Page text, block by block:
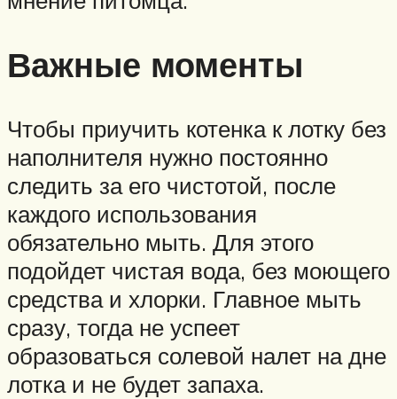
Важные моменты
Чтобы приучить котенка к лотку без
наполнителя нужно постоянно
следить за его чистотой, после
каждого использования
обязательно мыть. Для этого
подойдет чистая вода, без моющего
средства и хлорки. Главное мыть
сразу, тогда не успеет
образоваться солевой налет на дне
лотка и не будет запаха.